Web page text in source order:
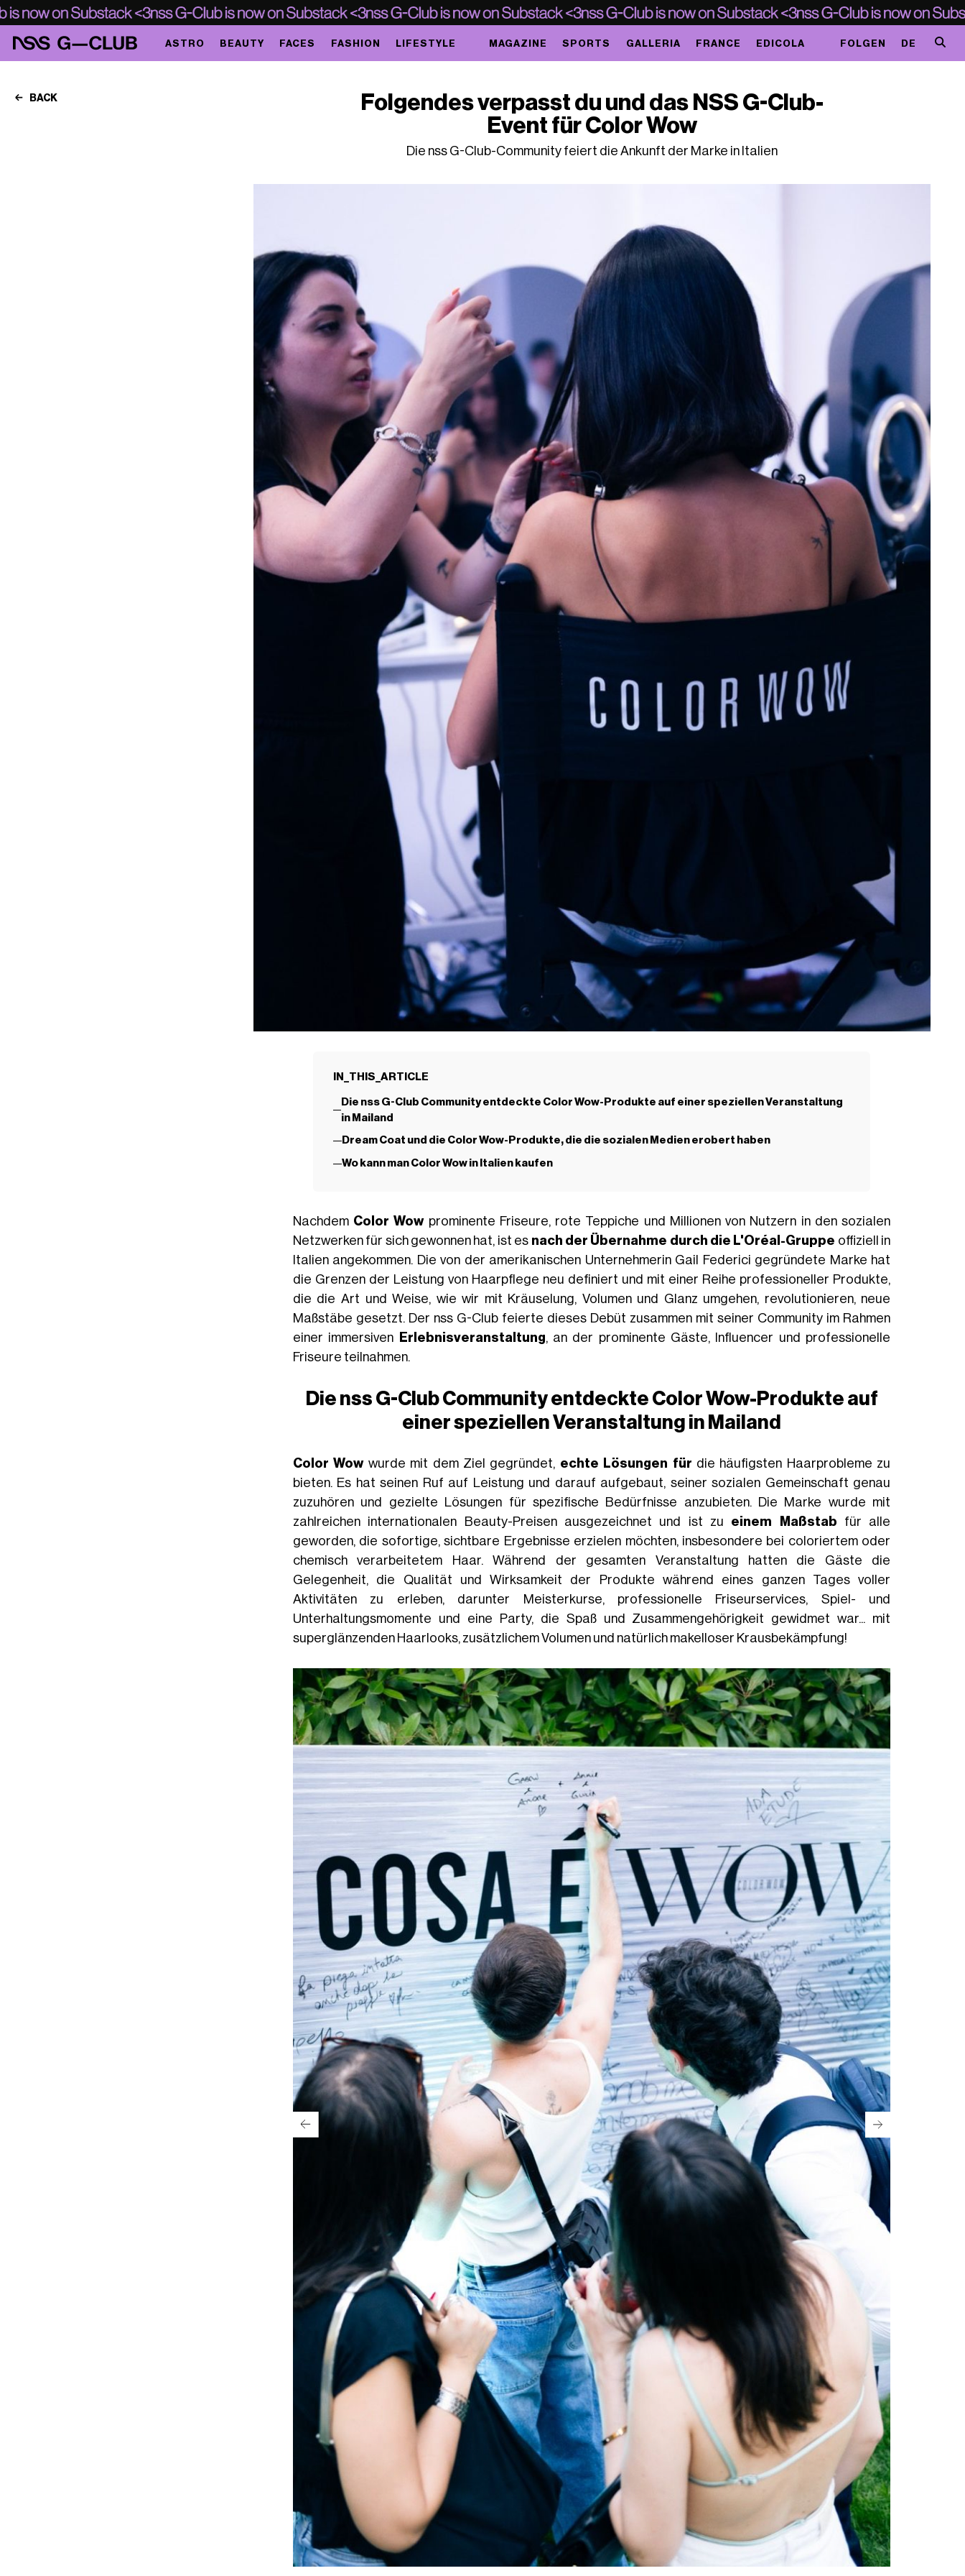
ASTRO BEAUTY FACES FASHION LIFESTYLE MAGAZINE SPORTS GALLERIA FRANCE EDICOLA FOLGEN DE
BACK
Folgendes verpasst du und das NSS G-Club-
Event für Color Wow
Die nss G-Club-Community feiert die Ankunft der Marke in Italien
IN_THIS_ARTICLE
Die nss G-Club Community entdeckte Color Wow-Produkte auf einer speziellen Veranstaltung
in Mailand
Dream Coat und die Color Wow-Produkte, die die sozialen Medien erobert haben
Wo kann man Color Wow in Italien kaufen
Nachdem Color Wowprominente Friseure, rote Teppiche und Millionen von Nutzern in den sozialen
Netzwerken für sich gewonnen hat, ist es nach der Übernahme durch die L'Oréal-Gruppe offiziell in
Italien angekommen. Die von der amerikanischen Unternehmerin Gail Federici gegründete Marke hat
die Grenzen der Leistung von Haarpflege neu definiert und mit einer Reihe professioneller Produkte,
die die Art und Weise, wie wir mit Kräuselung, Volumen und Glanz umgehen, revolutionieren, neue
Maßstäbe gesetzt. Der nss G-Club feierte dieses Debüt zusammen mit seiner Community im Rahmen
einer immersiven
Erlebnisveranstaltung, an der prominente Gäste, Influencer und professionelle
Friseure teilnahmen.
Die nss G-Club Community entdeckte Color Wow-Produkte auf
einer speziellen Veranstaltung in Mailand
Color Wowwurde mit dem Ziel gegründet, echte Lösungen für die häufigsten Haarprobleme zu
bieten. Es hat seinen Ruf auf Leistung und darauf aufgebaut, seiner sozialen Gemeinschaft genau
zuzuhören und gezielte Lösungen für spezifische Bedürfnisse anzubieten. Die Marke wurde mit
zahlreichen internationalen Beauty-Preisen ausgezeichnet und ist zu einem Maßstab für alle
geworden, die sofortige, sichtbare Ergebnisse erzielen möchten, insbesondere bei coloriertem oder
chemisch verarbeitetem Haar. Während der gesamten Veranstaltung hatten die Gäste die
Gelegenheit, die Qualität und Wirksamkeit der Produkte während eines ganzen Tages voller
Aktivitäten zu erleben, darunter Meisterkurse, professionelle Friseurservices, Spiel- und
Unterhaltungsmomente und eine Party, die Spaß und Zusammengehörigkeit gewidmet war... mit
superglänzenden Haarlooks, zusätzlichem Volumen und natürlich makelloser Krausbekämpfung!